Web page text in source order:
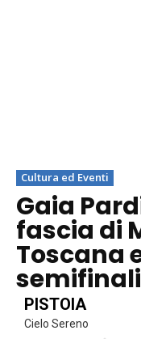
Cultura ed Eventi
Gaia
fascia di
Toscana
PISTOIA
Cielo Sereno